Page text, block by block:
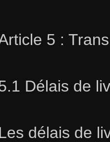
5 :
Délais de
délais de